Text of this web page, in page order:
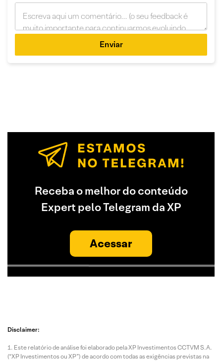
Enviar
Receba o melhor do conteúdo
Expert pelo Telegram da XP
Acessar
Disclaimer:
Este relatório de análise foi elaborado pela XP Investimentos CCTVM S.A.
(“XP Investimentos ou XP”) de acordo com todas as exigências previstas na